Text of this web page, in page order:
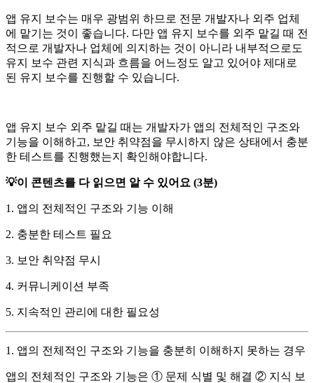
앱 유지 보수는 매우 광범위 하므로 전문 개발자나 외주 업체
에 맡기는 것이 좋습니다. 다만 앱 유지 보수를 외주 맡길 때 전
적으로 개발자나 업체에 의지하는 것이 아니라 내부적으로도
유지 보수 관련 지식과 흐름을 어느정도 알고 있어야 제대로
된 유지 보수를 진행할 수 있습니다.
앱 유지 보수 외주 맡길 때는 개발자가 앱의 전체적인 구조와
기능을 이해하고, 보안 취약점을 무시하지 않은 상태에서 충분
한 테스트를 진행했는지 확인해야합니다.
💡이 콘텐츠를 다 읽으면 알 수 있어요 (3분)
1. 앱의 전체적인 구조와 기능 이해
2. 충분한 테스트 필요
3. 보안 취약점 무시
4. 커뮤니케이션 부족
5. 지속적인 관리에 대한 필요성
1. 앱의 전체적인 구조와 기능을 충분히 이해하지 못하는 경우
앱의 전체적인 구조와 기능은 ① 문제 식별 및 해결 ② 지식 보